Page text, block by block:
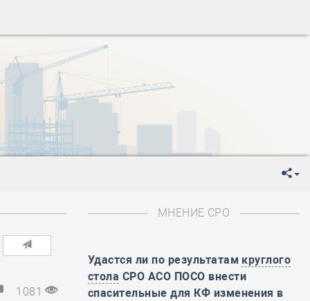
День Государственного флага Российской Федерации
-День знаний
День сотрудника органов внутренних дел РФ
День полного освобождения Ленинграда от фашистской
Весны и Труда
Победы!
День сотрудника органов внутренних дел РФ
День полного освобождения Ленинграда от фашистской
Весны и Труда
1081
МНЕНИЕ СРО
Удастся ли по результатам круглого
стола СРО АСО ПОСО внести
спасительные для КФ изменения в